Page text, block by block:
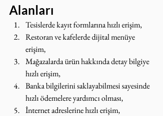
Alanları
Tesislerde kayıt formlarına hızlı erişim,
Restoran ve kafelerde dijital menüye
erişim,
Mağazalarda ürün hakkında detay bilgiye
hızlı erişim,
Banka bilgilerini saklayabilmesi sayesinde
hızlı ödemelere yardımcı olması,
İnternet adreslerine hızlı erişim,